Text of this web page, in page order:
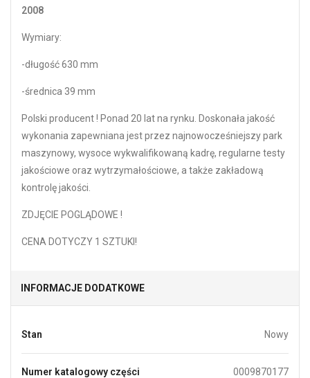
2008
Wymiary:
-długość 630 mm
-średnica 39 mm
Polski producent ! Ponad 20 lat na rynku. Doskonała jakość
wykonania zapewniana jest przez najnowocześniejszy park
maszynowy, wysoce wykwalifikowaną kadrę, regularne testy
jakościowe oraz wytrzymałościowe, a także zakładową
kontrolę jakości.
ZDJĘCIE POGLĄDOWE !
CENA DOTYCZY 1 SZTUKI!
INFORMACJE DODATKOWE
Stan Nowy
Numer katalogowy części 0009870177